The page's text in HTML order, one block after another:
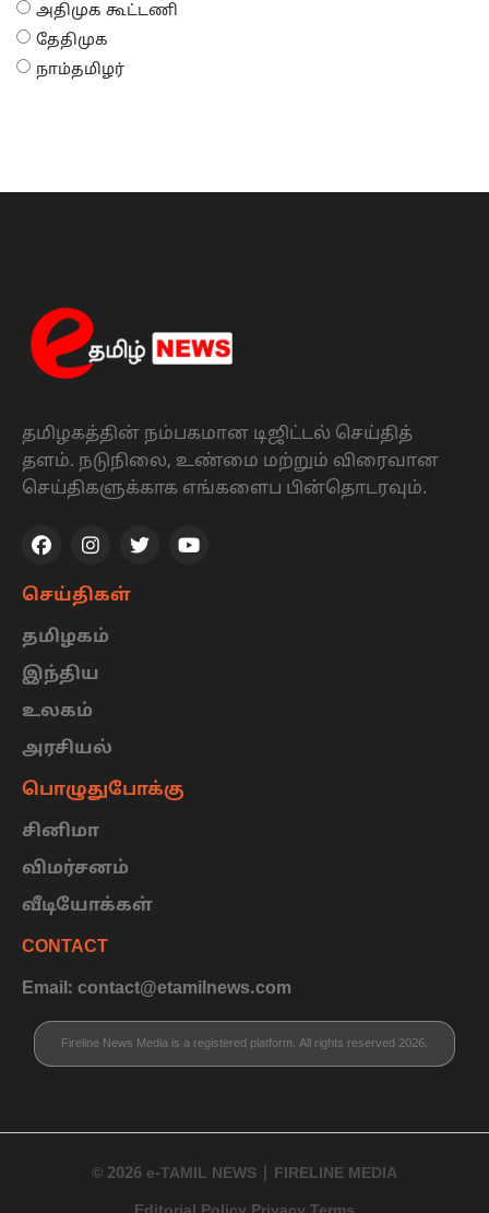
அதிமுக கூட்டணி
தேதிமுக
நாம்தமிழர்
தமிழகத்தின் நம்பகமான டிஜிட்டல் செய்தித்
தளம். நடுநிலை, உண்மை மற்றும் விரைவான
செய்திகளுக்காக எங்களைப பின்தொடரவும்.
செய்திகள்
தமிழகம்
இந்திய
உலகம்
அரசியல்
பொழுதுபோக்கு
சினிமா
விமர்சனம்
வீடியோக்கள்
CONTACT
Email: contact@etamilnews.com
Fireline News Media is a registered platform. All rights reserved 2026.
© 2026 e-TAMIL NEWS | FIRELINE MEDIA